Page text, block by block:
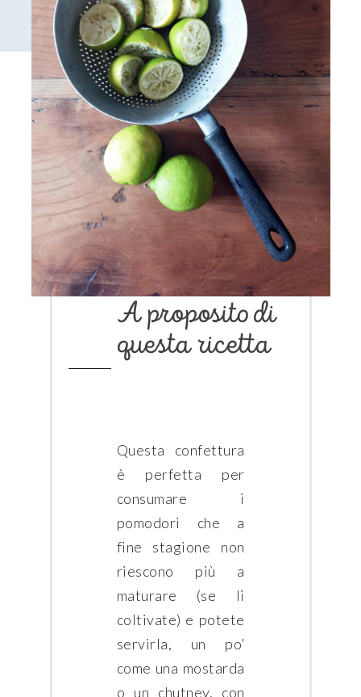
A proposito di
questa ricetta
Questa confettura
è perfetta per
consumare i
pomodori che a
fine stagione non
riescono più a
maturare (se li
coltivate) e potete
servirla, un po’
come una mostarda
o un chutney, con